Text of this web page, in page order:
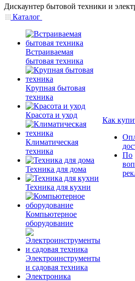
Дискаунтер бытовой техники и
Каталог
Встраиваемая
бытовая техника
Крупная бытовая
техника
Красота и уход
Климатическая
техника
Техника для дома
Техника для кухни
Компьютерное
оборудование
Электроинструменты
и садовая техника
Электроника
Как
По